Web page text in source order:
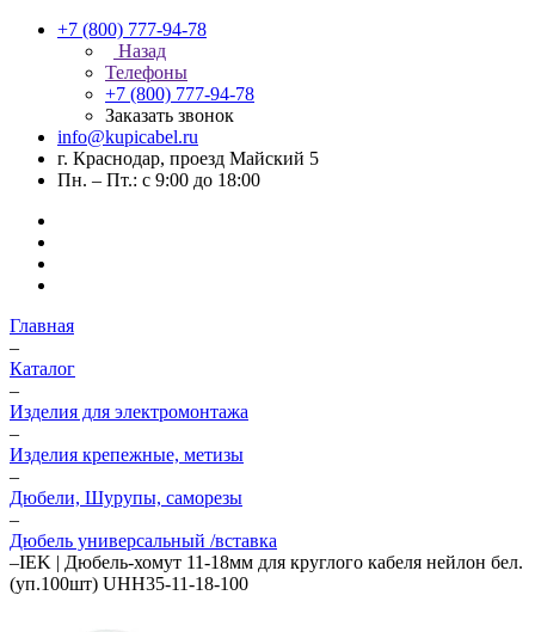
+7 (800) 777-94-78
Назад
Телефоны
+7 (800) 777-94-78
Заказать звонок
info@kupicabel.ru
г. Краснодар, проезд Майский 5
Пн. – Пт.: с 9:00 до 18:00
Главная
–
Каталог
–
Изделия для электромонтажа
–
Изделия крепежные, метизы
–
Дюбели, Шурупы, саморезы
–
Дюбель универсальный /вставка
–IEK | Дюбель-хомут 11-18мм для круглого кабеля нейлон бел.
(уп.100шт) UHH35-11-18-100